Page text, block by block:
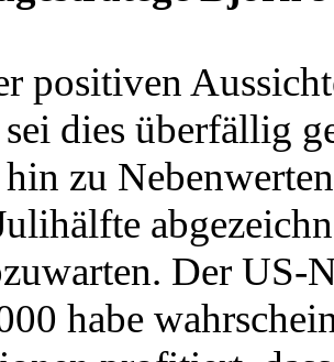
positiven
dies überfällig
zu
Der US-
habe